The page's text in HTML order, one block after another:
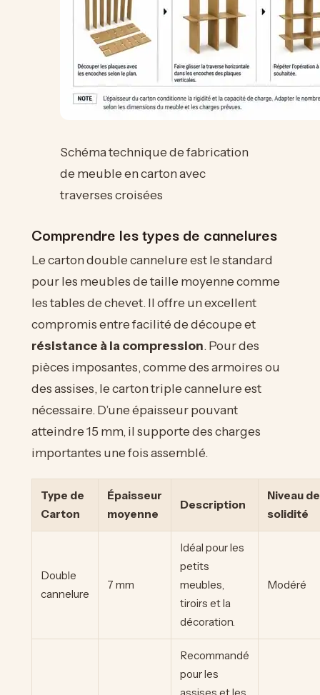
Schéma technique de fabrication
de meuble en carton avec
traverses croisées
Comprendre les types de cannelures
Le carton double cannelure est le standard
pour les meubles de taille moyenne comme
les tables de chevet. Il offre un excellent
compromis entre facilité de découpe et
résistance à la compression. Pour des
pièces imposantes, comme des armoires ou
des assises, le carton triple cannelure est
nécessaire. D’une épaisseur pouvant
atteindre 15 mm, il supporte des charges
importantes une fois assemblé.
Type de
Carton
Épaisseur
moyenne
Description
Niveau de
solidité
Double
cannelure
7 mm
Idéal pour les
petits
meubles,
tiroirs et la
décoration.
Modéré
Recommandé
pour les